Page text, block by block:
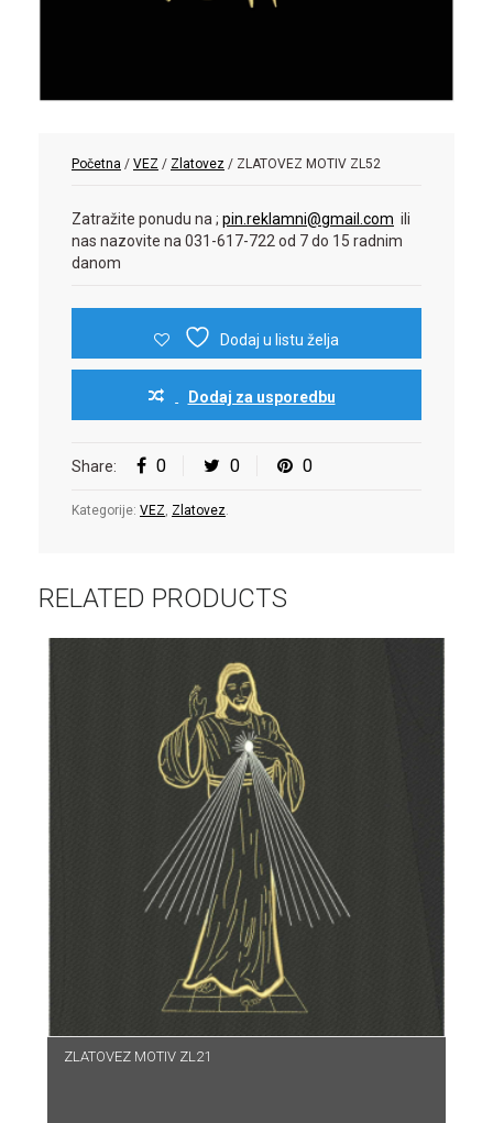
Početna / VEZ / Zlatovez / ZLATOVEZ MOTIV ZL52
Zatražite ponudu na ; pin.reklamni@gmail.com ili
nas nazovite na 031-617-722 od 7 do 15 radnim
danom
Dodaj u listu želja
Dodaj za usporedbu
Share: 0 0 0
Kategorije: VEZ, Zlatovez.
RELATED PRODUCTS
ZLATOVEZ MOTIV ZL21